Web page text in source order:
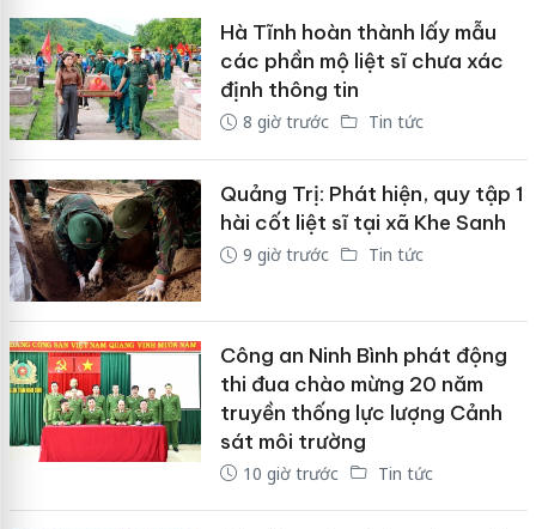
Hà Tĩnh hoàn thành lấy mẫu
các phần mộ liệt sĩ chưa xác
định thông tin
8 giờ trước Tin tức
Quảng Trị: Phát hiện, quy tập 1
hài cốt liệt sĩ tại xã Khe Sanh
9 giờ trước Tin tức
Công an Ninh Bình phát động
thi đua chào mừng 20 năm
truyền thống lực lượng Cảnh
sát môi trường
10 giờ trước Tin tức